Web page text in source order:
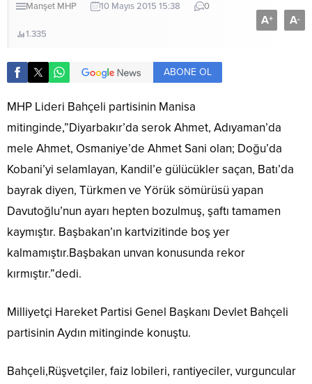
Manşet MHP 10 Mayıs 2015 15:38 0
1.335
A+ A-
ABONE OL
MHP Lideri Bahçeli partisinin Manisa
mitinginde,”Diyarbakır’da serok Ahmet, Adıyaman’da
mele Ahmet, Osmaniye’de Ahmet Sani olan; Doğu’da
Kobani’yi selamlayan, Kandil’e gülücükler saçan, Batı’da
bayrak diyen, Türkmen ve Yörük sömürüsü yapan
Davutoğlu’nun ayarı hepten bozulmuş, şaftı tamamen
kaymıştır. Başbakan’ın kartvizitinde boş yer
kalmamıştır.Başbakan unvan konusunda rekor
kırmıştır.”dedi.
Milliyetçi Hareket Partisi Genel Başkanı Devlet Bahçeli
partisinin Aydın mitinginde konuştu.
Bahçeli,Rüşvetçiler, faiz lobileri, rantiyeciler, vurguncular